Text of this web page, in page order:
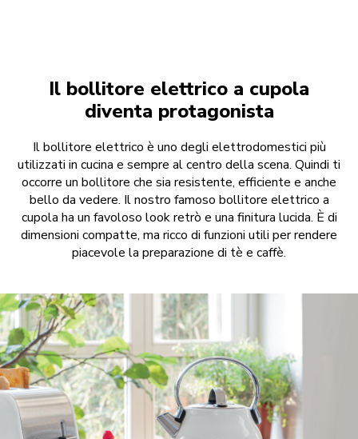
Il bollitore elettrico a cupola
diventa protagonista
Il bollitore elettrico è uno degli elettrodomestici più
utilizzati in cucina e sempre al centro della scena. Quindi ti
occorre un bollitore che sia resistente, efficiente e anche
bello da vedere. Il nostro famoso bollitore elettrico a
cupola ha un favoloso look retrò e una finitura lucida. È di
dimensioni compatte, ma ricco di funzioni utili per rendere
piacevole la preparazione di tè e caffè.